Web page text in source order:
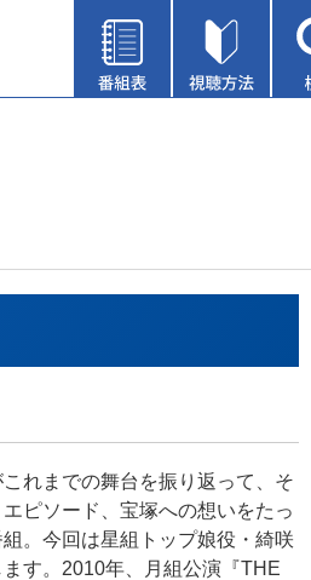
れまでの舞台を振り返って、そ
ピソード、宝塚への想いをたっ
。今回は星組トップ娘役・綺咲
す。2010年、月組公演『THE